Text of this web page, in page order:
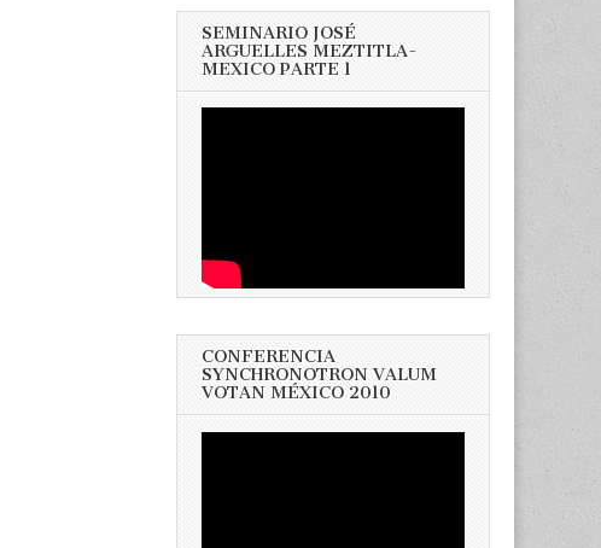
SEMINARIO JOSÉ
ARGUELLES MEZTITLA-
MEXICO PARTE 1
CONFERENCIA
SYNCHRONOTRON VALUM
VOTAN MÉXICO 2010